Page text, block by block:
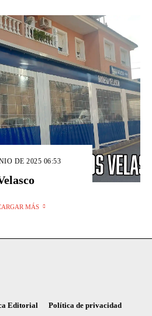
DE 2025 06:53
MÁS
Editorial Política de privacidad